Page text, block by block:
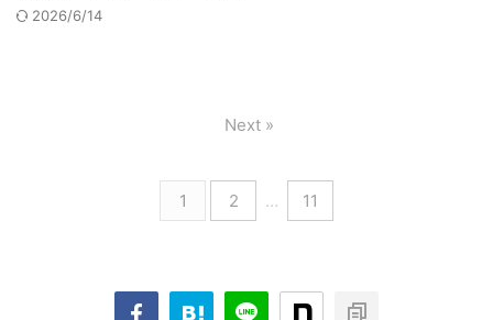
2026/6/14
1 2 … 11
Next »